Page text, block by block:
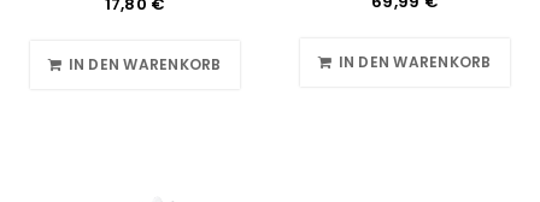
IN DEN WARENKORB IN DEN WARENKORB